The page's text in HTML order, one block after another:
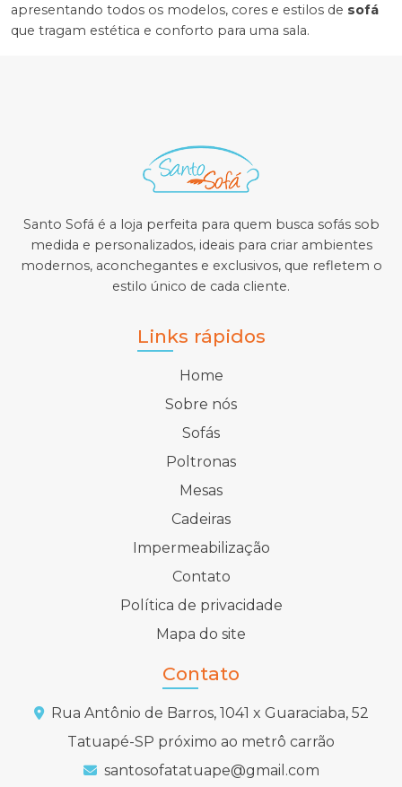
apresentando todos os modelos, cores e estilos de sofá
que tragam estética e conforto para uma sala.
Santo Sofá é a loja perfeita para quem busca sofás sob
medida e personalizados, ideais para criar ambientes
modernos, aconchegantes e exclusivos, que refletem o
estilo único de cada cliente.
Links rápidos
Home
Sobre nós
Sofás
Poltronas
Mesas
Cadeiras
Impermeabilização
Contato
Política de privacidade
Mapa do site
Contato
Rua Antônio de Barros, 1041 x Guaraciaba, 52
Tatuapé-SP próximo ao metrô carrão
santosofatatuape@gmail.com